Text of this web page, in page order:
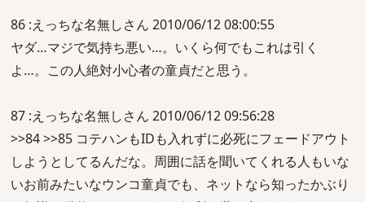
86 :えっちな名無しさん 2010/06/12 08:00:55
ヤダ…マジで気持ち悪い…。いくら何でもこれは引く
よ…。この人絶対小心者の童貞だと思う。
87 :えっちな名無しさん 2010/06/12 09:56:28
>>84 >>85 コテハンもIDも入れずに必死にフェードアウト
しようとしてるんだな。周囲に話を聞いてくれる人もいな
いお前みたいなウンコ童貞でも、ネットなら知ったかぶり